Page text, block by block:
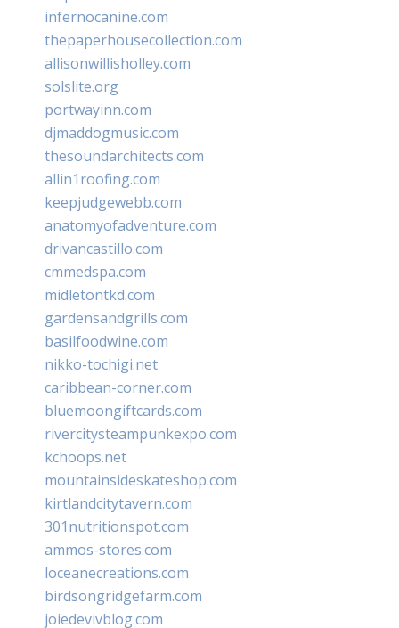
infernocanine.com
thepaperhousecollection.com
allisonwillisholley.com
solslite.org
portwayinn.com
djmaddogmusic.com
thesoundarchitects.com
allin1roofing.com
keepjudgewebb.com
anatomyofadventure.com
drivancastillo.com
cmmedspa.com
midletontkd.com
gardensandgrills.com
basilfoodwine.com
nikko-tochigi.net
caribbean-corner.com
bluemoongiftcards.com
rivercitysteampunkexpo.com
kchoops.net
mountainsideskateshop.com
kirtlandcitytavern.com
301nutritionspot.com
ammos-stores.com
loceanecreations.com
birdsongridgefarm.com
joiedevivblog.com